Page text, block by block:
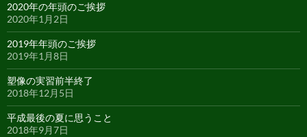
2020年の年頭のご挨拶
2020年1月2日
2019年年頭のご挨拶
2019年1月8日
塑像の実習前半終了
2018年12月5日
平成最後の夏に思うこと
2018年9月7日